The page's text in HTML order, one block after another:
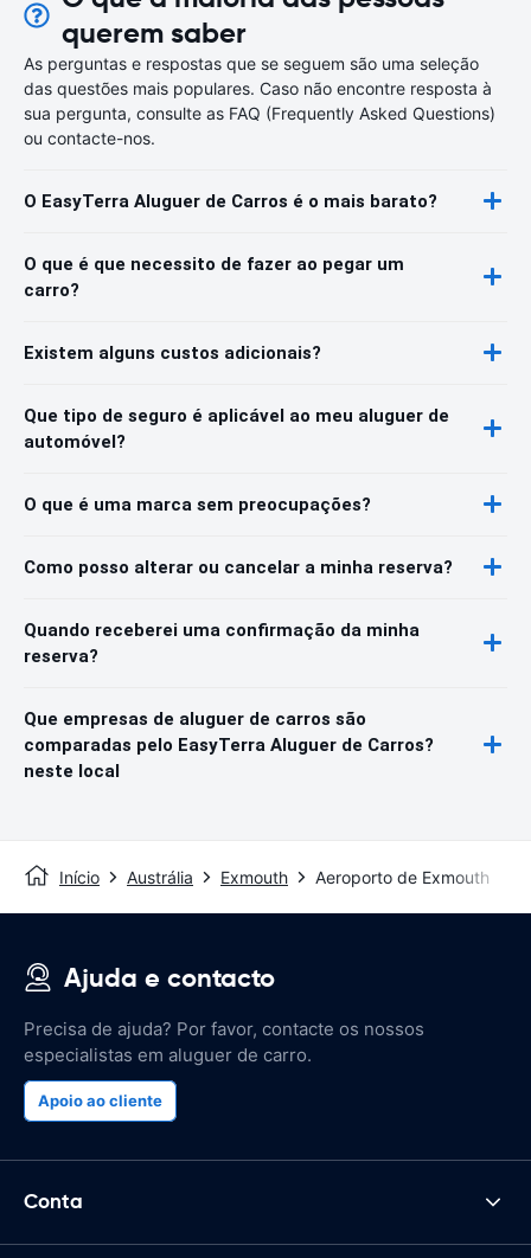
querem saber
As perguntas e respostas que se seguem são uma seleção
das questões mais populares. Caso não encontre resposta à
sua pergunta, consulte as FAQ (Frequently Asked Questions)
ou contacte-nos.
O EasyTerra Aluguer de Carros é o mais barato?
O que é que necessito de fazer ao pegar um
carro?
Existem alguns custos adicionais?
Que tipo de seguro é aplicável ao meu aluguer de
automóvel?
O que é uma marca sem preocupações?
Como posso alterar ou cancelar a minha reserva?
Quando receberei uma confirmação da minha
reserva?
Que empresas de aluguer de carros são
comparadas pelo EasyTerra Aluguer de Carros?
neste local
Início Austrália Exmouth Aeroporto de Exmouth
Ajuda e contacto
Precisa de ajuda? Por favor, contacte os nossos
especialistas em aluguer de carro.
Apoio ao cliente
Conta